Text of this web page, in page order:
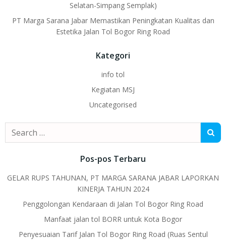
Selatan-Simpang Semplak)
PT Marga Sarana Jabar Memastikan Peningkatan Kualitas dan
Estetika Jalan Tol Bogor Ring Road
Kategori
info tol
Kegiatan MSJ
Uncategorised
Search
for:
Pos-pos Terbaru
GELAR RUPS TAHUNAN, PT MARGA SARANA JABAR LAPORKAN
KINERJA TAHUN 2024
Penggolongan Kendaraan di Jalan Tol Bogor Ring Road
Manfaat jalan tol BORR untuk Kota Bogor
Penyesuaian Tarif Jalan Tol Bogor Ring Road (Ruas Sentul